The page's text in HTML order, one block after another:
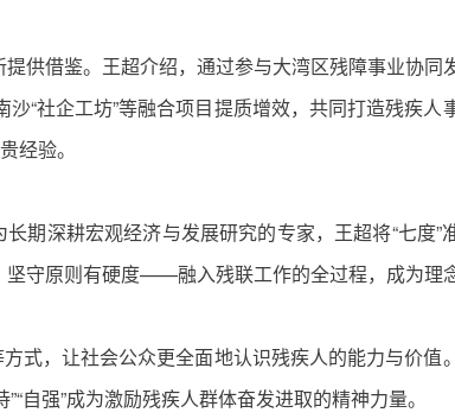
供借鉴。王超介绍，通过参与大湾区残障事业协同
“社企工坊”等融合项目提质增效，共同打造残疾人
经验。
期深耕宏观经济与发展研究的专家，王超将“七度
守原则有硬度——融入残联工作的全过程，成为理
式，让社会公众更全面地认识残疾人的能力与价值
自强”成为激励残疾人群体奋发进取的精神力量。